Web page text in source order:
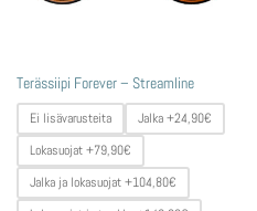
Terässiipi Forever – Streamline
Ei lisävarusteita
Jalka +24,90€
Lokasuojat +79,90€
Jalka ja lokasuojat +104,80€
Tällä
tuotteella
useampi
muunnelma.
Voit